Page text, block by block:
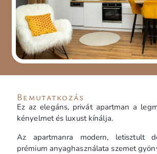
Bemutatkozás
Ez az elegáns, privát apartman a
kényelmet és luxust kínálja.
Az apartmanra modern, letisztult
prémium anyaghasználata szemet